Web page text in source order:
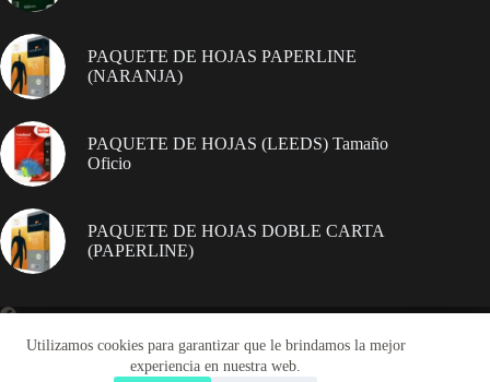
Utilizamos cookies para garantizar que le brindamos la mejor
experiencia en nuestra web.
PAQUETE DE HOJAS PAPERLINE
(NARANJA)
PAQUETE DE HOJAS (LEEDS) Tamaño
Oficio
PAQUETE DE HOJAS DOBLE CARTA
(PAPERLINE)